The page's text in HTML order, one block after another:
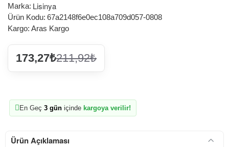
Marka: Lisinya
Ürün Kodu: 67a2148f6e0ec108a709d057-0808
Kargo: Aras Kargo
173,27₺211,92₺
En Geç 3 gün içinde kargoya verilir!
Ürün Açıklaması